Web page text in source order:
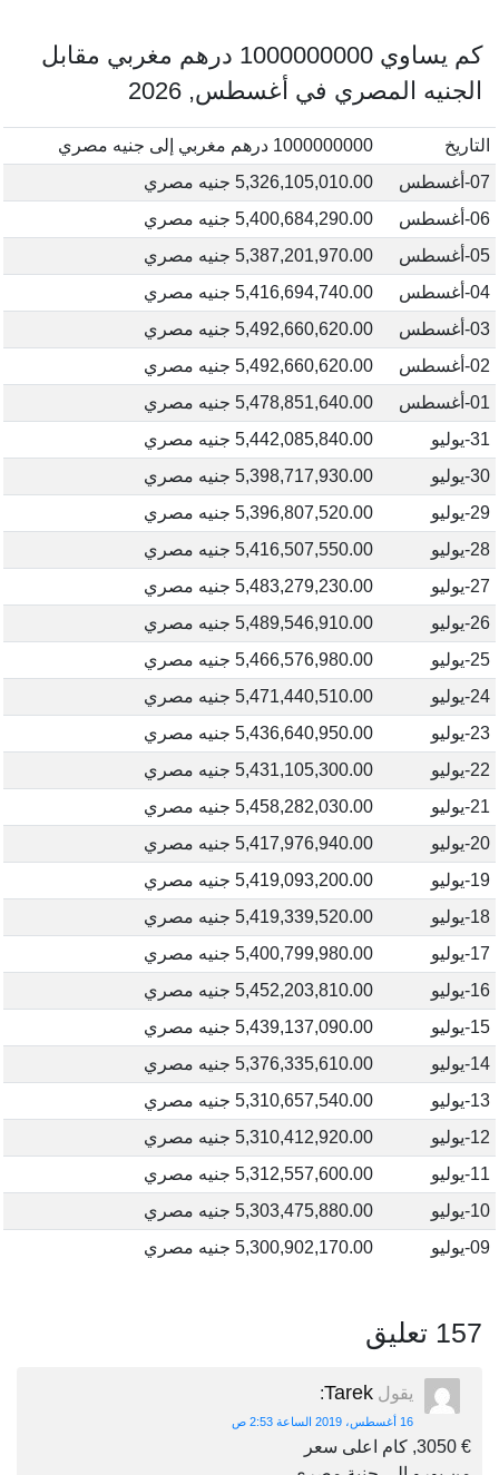
كم يساوي 1000000000 درهم مغربي مقابل
الجنيه المصري في أغسطس, 2026
التاريخ
1000000000 درهم مغربي إلى جنيه مصري
07-أغسطس
5,326,105,010.00 جنيه مصري
06-أغسطس
5,400,684,290.00 جنيه مصري
05-أغسطس
5,387,201,970.00 جنيه مصري
04-أغسطس
5,416,694,740.00 جنيه مصري
03-أغسطس
5,492,660,620.00 جنيه مصري
02-أغسطس
5,492,660,620.00 جنيه مصري
01-أغسطس
5,478,851,640.00 جنيه مصري
31-يوليو
5,442,085,840.00 جنيه مصري
30-يوليو
5,398,717,930.00 جنيه مصري
29-يوليو
5,396,807,520.00 جنيه مصري
28-يوليو
5,416,507,550.00 جنيه مصري
27-يوليو
5,483,279,230.00 جنيه مصري
26-يوليو
5,489,546,910.00 جنيه مصري
25-يوليو
5,466,576,980.00 جنيه مصري
24-يوليو
5,471,440,510.00 جنيه مصري
23-يوليو
5,436,640,950.00 جنيه مصري
22-يوليو
5,431,105,300.00 جنيه مصري
21-يوليو
5,458,282,030.00 جنيه مصري
20-يوليو
5,417,976,940.00 جنيه مصري
19-يوليو
5,419,093,200.00 جنيه مصري
18-يوليو
5,419,339,520.00 جنيه مصري
17-يوليو
5,400,799,980.00 جنيه مصري
16-يوليو
5,452,203,810.00 جنيه مصري
15-يوليو
5,439,137,090.00 جنيه مصري
14-يوليو
5,376,335,610.00 جنيه مصري
13-يوليو
5,310,657,540.00 جنيه مصري
12-يوليو
5,310,412,920.00 جنيه مصري
11-يوليو
5,312,557,600.00 جنيه مصري
10-يوليو
5,303,475,880.00 جنيه مصري
09-يوليو
5,300,902,170.00 جنيه مصري
157 تعليق
يقول Tarek
:
16 أغسطس، 2019 الساعة 2:53 ص
€ 3050, كام اعلى سعر